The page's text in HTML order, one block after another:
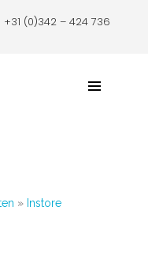
+31 (0)342 – 424 736
» Instore